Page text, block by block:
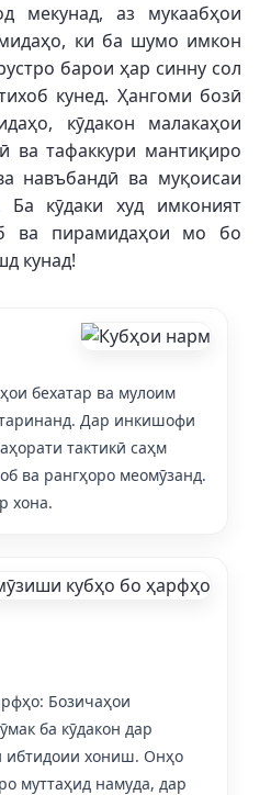
мекунад, аз мукаабҳои
ки ба шумо имкон
барои ҳар синну сол
кунед. Ҳангоми бозӣ
кӯдакон малакаҳои
ва тафаккури мантиқиро
навъбандӣ ва муқоисаи
кӯдаки худ имконият
ва пирамидаҳои мо бо
кунад!
бехатар ва мулоим
Дар инкишофи
тактикӣ саҳм
ва рангҳоро меомӯзанд.
хона.
Бозичаҳои
ба кӯдакон дар
ибтидоии хониш. Онҳо
муттаҳид намуда, дар